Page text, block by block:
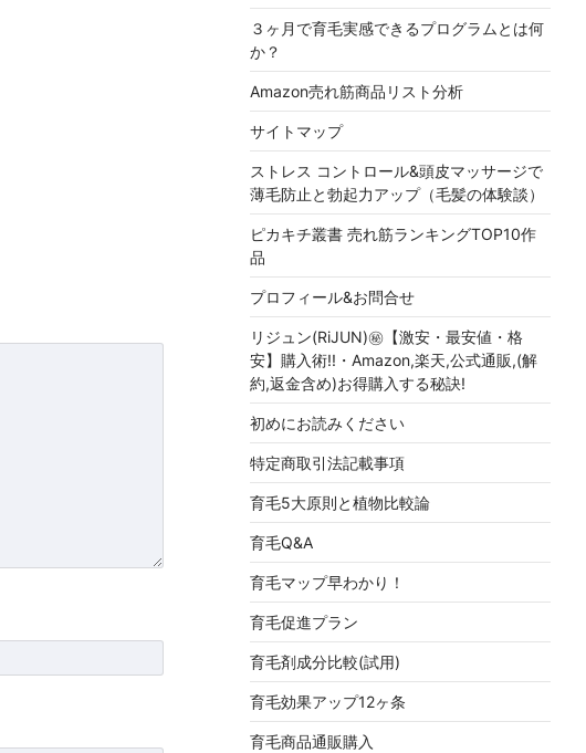
３ヶ月で育毛実感できるプログラムとは何
か？
Amazon売れ筋商品リスト分析
サイトマップ
ストレス コントロール&頭皮マッサージで
薄毛防止と勃起力アップ（毛髪の体験談）
ピカキチ叢書 売れ筋ランキングTOP10作
品
プロフィール&お問合せ
リジュン(RiJUN)㊙【激安・最安値・格
安】購入術!!・Amazon,楽天,公式通販,(解
約,返金含め)お得購入する秘訣!
初めにお読みください
特定商取引法記載事項
育毛5大原則と植物比較論
育毛Q&A
育毛マップ早わかり！
育毛促進プラン
育毛剤成分比較(試用)
育毛効果アップ12ヶ条
育毛商品通販購入